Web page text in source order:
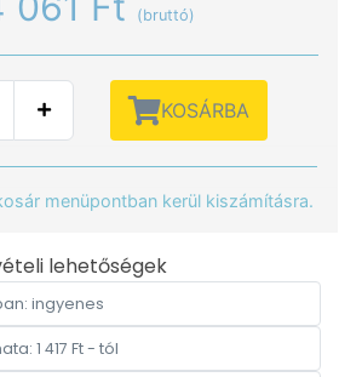
(bruttó)
KOSÁRBA
menüpontban kerül kiszámításra.
lehetőségek
ingyenes
1 417 Ft - tól